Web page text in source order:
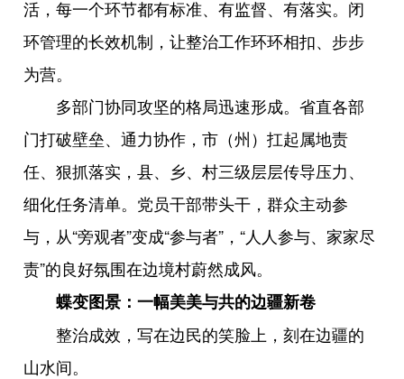
活，每一个环节都有标准、有监督、有落实。闭
环管理的长效机制，让整治工作环环相扣、步步
为营。
多部门协同攻坚的格局迅速形成。省直各部
门打破壁垒、通力协作，市（州）扛起属地责
任、狠抓落实，县、乡、村三级层层传导压力、
细化任务清单。党员干部带头干，群众主动参
与，从“旁观者”变成“参与者”，“人人参与、家家尽
责”的良好氛围在边境村蔚然成风。
蝶变图景：一幅美美与共的边疆新卷
整治成效，写在边民的笑脸上，刻在边疆的
山水间。